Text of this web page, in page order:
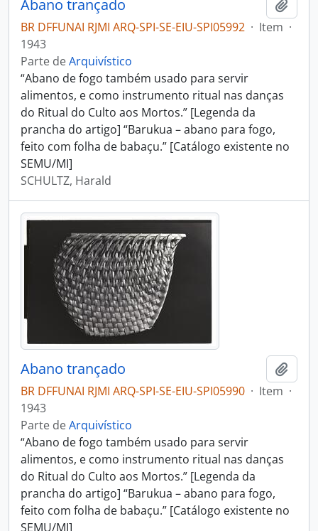
Abano trançado
BR DFFUNAI RJMI ARQ-SPI-SE-EIU-SPI05992 · Item ·
1943
Parte deArquivístico
“Abano de fogo também usado para servir
alimentos, e como instrumento ritual nas danças
do Ritual do Culto aos Mortos.” [Legenda da
prancha do artigo] “Barukua – abano para fogo,
feito com folha de babaçu.” [Catálogo existente no
SEMU/MI]
SCHULTZ, Harald
Abano trançado
BR DFFUNAI RJMI ARQ-SPI-SE-EIU-SPI05990 · Item ·
1943
Parte deArquivístico
“Abano de fogo também usado para servir
alimentos, e como instrumento ritual nas danças
do Ritual do Culto aos Mortos.” [Legenda da
prancha do artigo] “Barukua – abano para fogo,
feito com folha de babaçu.” [Catálogo existente no
SEMU/MI]